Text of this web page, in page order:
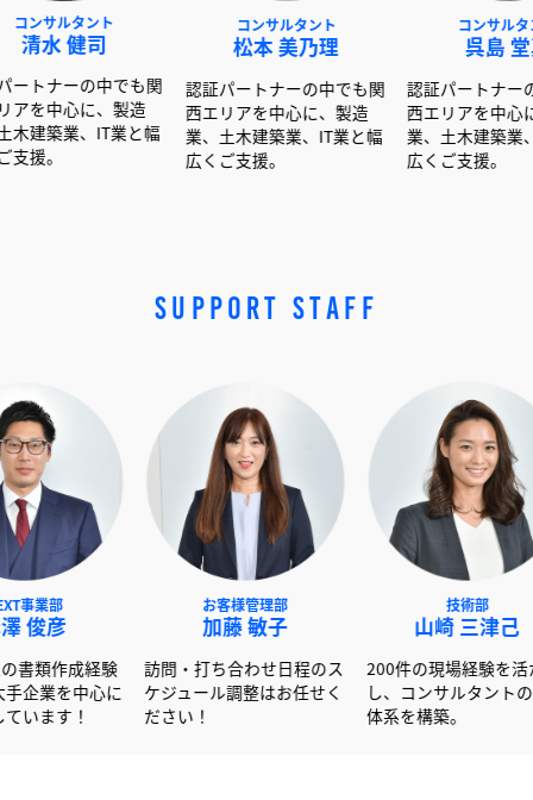
ト
でも関
製造
業と幅
コンサルタント
松本 美乃理
認証パートナーの中でも関
西エリアを中心に、製造
業、土木建築業、IT業と幅
広くご支援。
コンサルタント
認証パートナーの中でも関
西エリアを中心に、製造
業、土木建築業、IT業と幅
広くご支援。
SUPPORT STAFF
200件の
し、コ
訪問・打ち合わせ日程のス
ケジュール調整はお任せく
600社以上の書類作成経験
を活かし大手企業を中心に
サポートしています！